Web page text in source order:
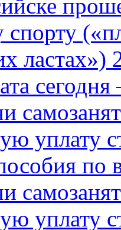
ластах»)
уплату
по
уплату